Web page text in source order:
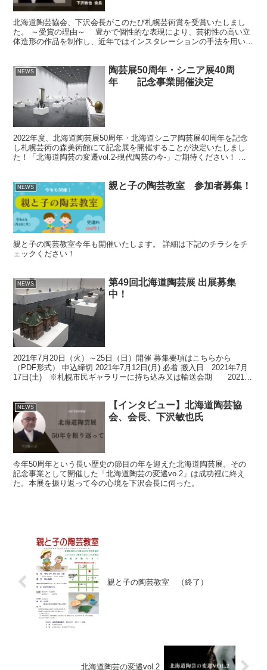
北海道陶芸協会、下沢会長がこのたび札幌芸術賞を受賞いたしまし
た。 ～受賞の理由～ 豊かで個性的な表現により、芸術性の高い立
体造形の作品を制作し、近年ではインスタレーションの手法を用いる
NEWS
陶芸展50周年・シニア展40周
年 記念事業開催決定
2022年度、北海道陶芸展50周年・北海道シニア陶芸展40周年を記念
し札幌芸術の森美術館にて記念展を開催することが決定いたしまし
た！「北海道陶芸の変遷vol.2-現代陶芸の今-」ご期待ください！ ク
NEWS 親と子の陶芸教室 参加者募集！
親と子の陶芸教室今年も開催いたします。 詳細は下記のチラシをチ
ェックください！
NEWS
第49回北海道陶芸展 出展募集
中！
2021年7月20日（火）～25日（日）開催 募集要項はこちらから
（PDF形式） 申込締切 2021年7月12日(月) 必着 搬入日 2021年7月
17日(土) ※札幌市民ギャラリーに持ち込み又は輸送会期 2021年
NEWS
【インタビュー】北海道陶芸協
会、会長、下沢敏也氏
今年50周年という長い歴史の節目の年を迎えた北海道陶芸展。その
記念事業として開催した「北海道陶芸の変遷vo.2」は成功裡に終え
た。本展を振り返って今の心境を下沢会長に伺った。
親と子の陶芸教室 （終了）
北海道陶芸の変遷vol.2